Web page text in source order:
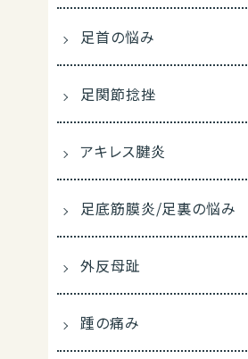
足首の悩み
足関節捻挫
アキレス腱炎
足底筋膜炎/足裏の悩み
外反母趾
踵の痛み